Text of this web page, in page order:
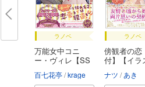
ラノベ
万能女中コニ
ー・ヴィレ【SS
百七花亭 krage
ラノベ
傍観者の恋
付】【イラ
ナツ あき